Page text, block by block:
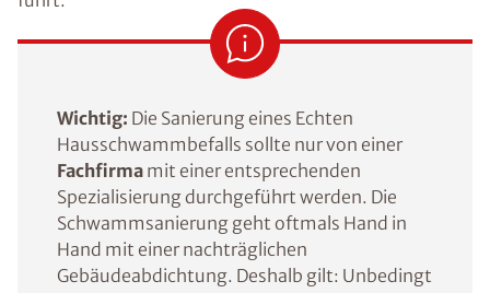
Wichtig: Die Sanierung eines Echten
Hausschwammbefalls sollte nur von einer
Fachfirma mit einer entsprechenden
Spezialisierung durchgeführt werden. Die
Schwammsanierung geht oftmals Hand in
Hand mit einer nachträglichen
Gebäudeabdichtung. Deshalb gilt: Unbedingt